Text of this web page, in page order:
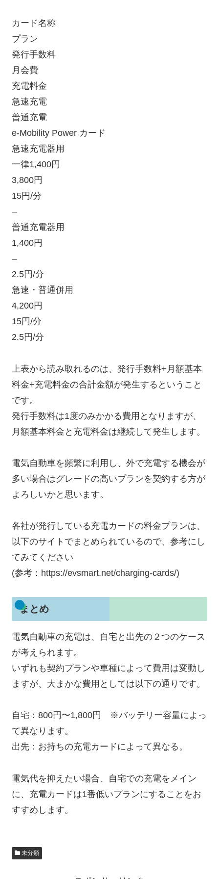
カード名称
プラン
発行手数料
月会費
充電料金
急速充電
普通充電
e-Mobility Power カード
急速充電器用
一律1,400円
3,800円
15円/分
–
普通充電器用
1,400円
–
2.5円/分
急速・普通併用
4,200円
15円/分
2.5円/分
上表から読み取れるのは、発行手数料+月額基本
料金+充電料金の合計金額が発生するということ
です。
発行手数料は1度のみかかる費用となりますが、
月額基本料金と充電料金は継続して発生します。
電気自動車を頻繁に利用し、外で充電する機会が
多い場合はグレードの高いプランを契約する方が
よろしいかと思います。
各社が発行している充電カードの料金プランは、
以下のサイトでまとめられているので、参考にし
てみてください
(参考：https://evsmart.net/charging-cards/)
まとめ
電気自動車の充電は、自宅と出先の２つのケース
が考えられます。
いずれも契約プランや車種によって費用は変動し
ますが、大まかな費用としては以下の通りです。
自宅：800円〜1,800円 ※バッテリー容量によっ
て異なります。
出先：お持ちの充電カードによって異なる。
電気代を抑えたい場合、自宅での充電をメイン
に、充電カードは1番低いプランにすることをお
すすめします。
未分類